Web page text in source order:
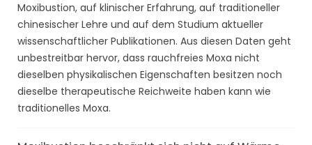
Moxibustion, auf klinischer Erfahrung, auf traditioneller
chinesischer Lehre und auf dem Studium aktueller
wissenschaftlicher Publikationen. Aus diesen Daten geht
unbestreitbar hervor, dass rauchfreies Moxa nicht
dieselben physikalischen Eigenschaften besitzen noch
dieselbe therapeutische Reichweite haben kann wie
traditionelles Moxa.